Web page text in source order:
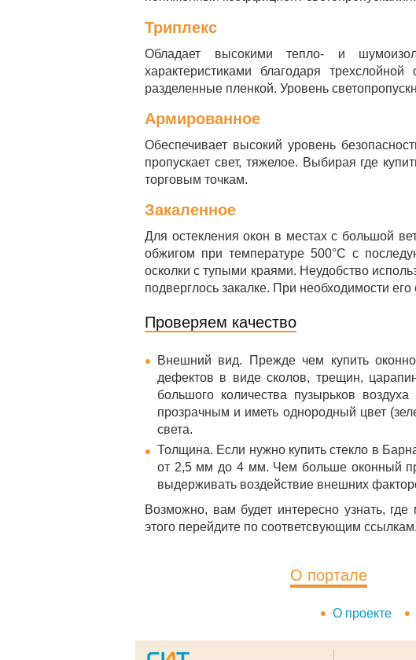
Триплекс
Обладает высокими тепло- и
характеристиками благодаря
разделенные пленкой. Уровень
Армированное
Обеспечивает высокий уровень
пропускает свет, тяжелое. Выбирая где
торговым точкам.
Закаленное
Для остекления окон в местах с большой
обжигом при температуре 500°С с
осколки с тупыми краями. Неудобство
подверглось закалке. При необходимости
Проверяем качество
Внешний вид. Прежде чем купить
дефектов в виде сколов, трещин,
большого количества пузырьков
прозрачным и иметь однородный цвет
света.
Толщина. Если нужно купить стекло в
от 2,5 мм до 4 мм. Чем больше оконный
выдерживать воздействие внешних
Возможно, вам будет интересно узнать,
этого перейдите по соответсвующим ссылкам.
О портале
О проекте